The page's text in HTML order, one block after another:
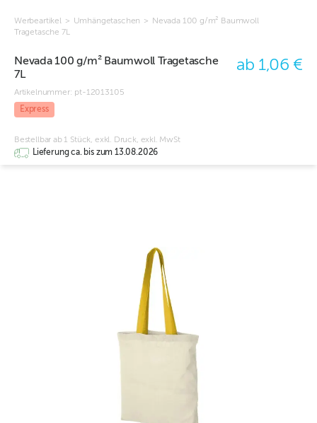
Werbeartikel > Umhängetaschen >
Nevada 100 g/m² Baumwoll
Tragetasche 7L
Nevada 100 g/m² Baumwoll Tragetasche
7L
Artikelnummer: pt-12013105
Express
ab 1,06 €
Bestellbar ab 1 Stück, exkl. Druck, exkl. MwSt
Lieferung ca. bis zum 13.08.2026